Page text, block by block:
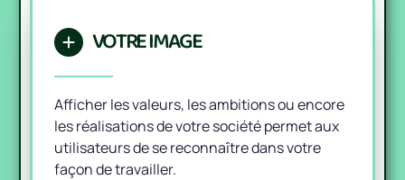
VOTRE IMAGE
Afficher les valeurs, les ambitions ou encore
les réalisations de votre société permet aux
utilisateurs de se reconnaître dans votre
façon de travailler.